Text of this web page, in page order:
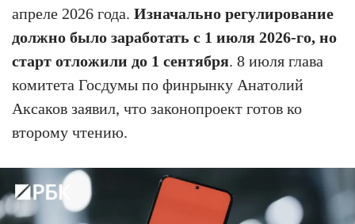
апреле 2026 года. Изначально регулирование
должно было заработать с 1 июля 2026-го, но
старт отложили до 1 сентября. 8 июля глава
комитета Госдумы по финрынку Анатолий
Аксаков заявил, что законопроект готов ко
второму чтению.